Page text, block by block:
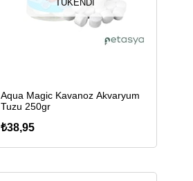
TÜKENDI
Aqua Magic Kavanoz Akvaryum
Tuzu 250gr
₺38,95